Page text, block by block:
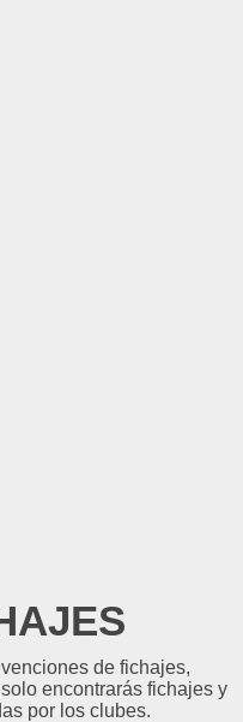
de fichajes,
encontrarás fichajes y
por los clubes.